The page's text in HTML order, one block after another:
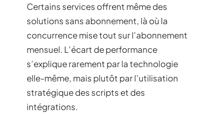
Certains services offrent même des
solutions sans abonnement, là où la
concurrence mise tout sur l’abonnement
mensuel. L’écart de performance
s’explique rarement par la technologie
elle-même, mais plutôt par l’utilisation
stratégique des scripts et des
intégrations.